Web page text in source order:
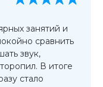
занятий и
сравнить
звук,
В итоге
стало